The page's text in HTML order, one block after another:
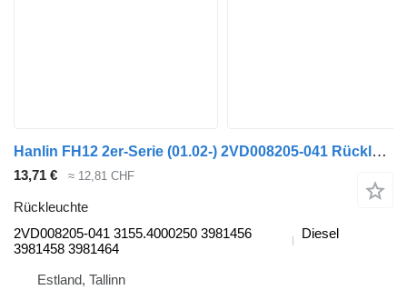
Hanlin FH12 2er-Serie (01.02-) 2VD008205-041 Rückleuchte für Volvo FH12, FH16, NH12, FH, VNL780 (1993-2014) Sattelzugmaschine
13,71 € ≈ 12,81 CHF
Rückleuchte
2VD008205-041 3155.4000250 3981456
3981458 3981464
Diesel
Estland, Tallinn